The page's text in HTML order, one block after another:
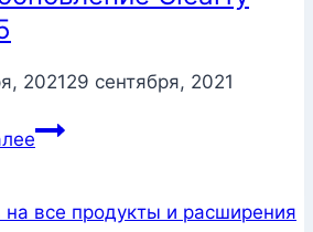
202129 сентября, 2021
Вышло
обновление
Pro